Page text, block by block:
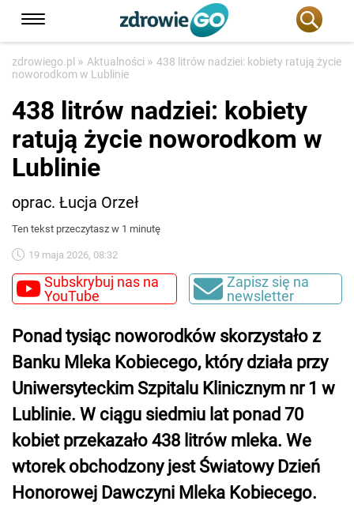
zdrowiego.pl » Aktualności » 438 litrów nadziei: kobiety ratują życie
noworodkom w Lublinie
438 litrów nadziei: kobiety
ratują życie noworodkom w
Lublinie
oprac. Łucja Orzeł
Ten tekst przeczytasz w 1 minutę
19 maja 2026, 08:32
Subskrybuj nas na
YouTube
Zapisz się na
newsletter
Ponad tysiąc noworodków skorzystało z
Banku Mleka Kobiecego, który działa przy
Uniwersyteckim Szpitalu Klinicznym nr 1 w
Lublinie. W ciągu siedmiu lat ponad 70
kobiet przekazało 438 litrów mleka. We
wtorek obchodzony jest Światowy Dzień
Honorowej Dawczyni Mleka Kobiecego.